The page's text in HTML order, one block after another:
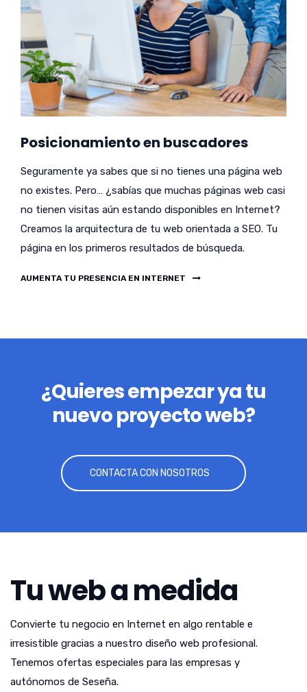
Posicionamiento en buscadores
Seguramente ya sabes que si no tienes una página web
no existes. Pero… ¿sabías que muchas páginas web casi
no tienen visitas aún estando disponibles en Internet?
Creamos la arquitectura de tu web orientada a SEO. Tu
página en los primeros resultados de búsqueda.
AUMENTA TU PRESENCIA EN INTERNET
¿Quieres empezar ya tu
nuevo proyecto web?
CONTACTA CON NOSOTROS
Tu web a medida
Convierte tu negocio en Internet en algo rentable e
irresistible gracias a nuestro diseño web profesional.
Tenemos ofertas especiales para las empresas y
autónomos de Seseña.